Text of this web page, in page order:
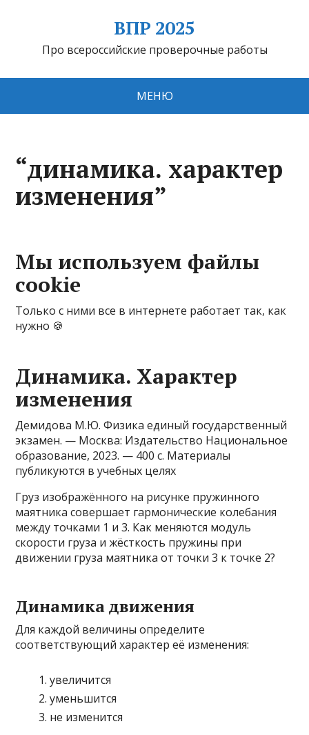
ВПР 2025
Про всероссийские проверочные работы
МЕНЮ
“динамика. характер
изменения”
Мы используем файлы
cookie
Только с ними все в интернете работает так, как
нужно 🍪
Динамика. Характер
изменения
Демидова М.Ю. Физика единый государственный
экзамен. — Москва: Издательство Национальное
образование, 2023. — 400 с. Материалы
публикуются в учебных целях
Груз изображённого на рисунке пружинного
маятника совершает гармонические колебания
между точками 1 и 3. Как меняются модуль
скорости груза и жёсткость пружины при
движении груза маятника от точки 3 к точке 2?
Динамика движения
Для каждой величины определите
соответствующий характер её изменения:
увеличится
уменьшится
не изменится